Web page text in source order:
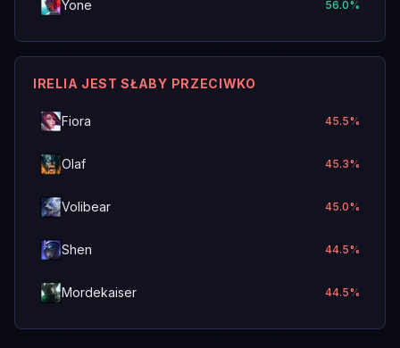
Yone 56.0%
IRELIA JEST SŁABY PRZECIWKO
Fiora 45.5%
Olaf 45.3%
Volibear 45.0%
Shen 44.5%
Mordekaiser 44.5%